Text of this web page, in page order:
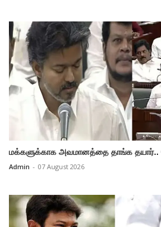
மக்களுக்காக அவமானத்தை தாங்க தயார்..
Admin - 07 August 2026